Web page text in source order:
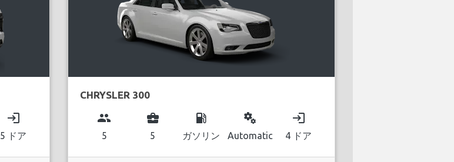
login
5 ドア
CHRYSLER 300
group
5
business_center
5
local_gas_station
ガソリン
miscellaneous_services
Automatic
login
4 ドア